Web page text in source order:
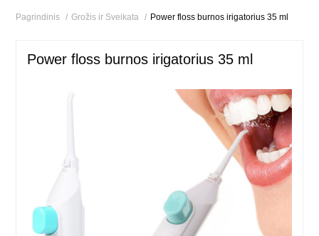
Pagrindinis Grožis ir Sveikata Power floss burnos irigatorius 35 ml
Power floss burnos irigatorius 35 ml